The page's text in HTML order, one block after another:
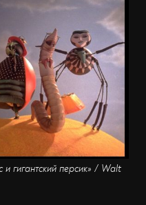
гигантский персик» / Walt